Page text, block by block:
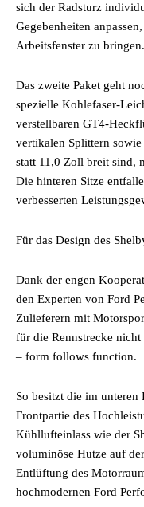
sich der Radsturz
Gegebenheiten
Arbeitsfenster zu bringen.
Das zweite Paket geht
spezielle Kohlefaser-
verstellbaren GT4-
vertikalen Splittern
statt 11,0 Zoll breit sind,
Die hinteren Sitze
verbesserten
Für das Design des
Dank der engen
den Experten von Ford
Zulieferern mit
für die Rennstrecke
– form follows function.
So besitzt die im unteren
Frontpartie des
Kühllufteinlass wie der
voluminöse Hutze auf
Entlüftung des
hochmodernen Ford